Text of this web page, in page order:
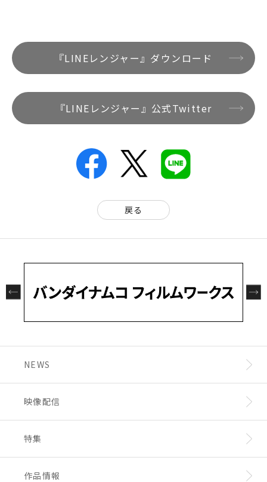
『LINEレンジャー』ダウンロード
『LINEレンジャー』公式Twitter
戻る
NEWS
映像配信
特集
作品情報